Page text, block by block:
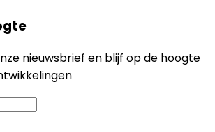
nieuwsbrief en blijf op de hoogte